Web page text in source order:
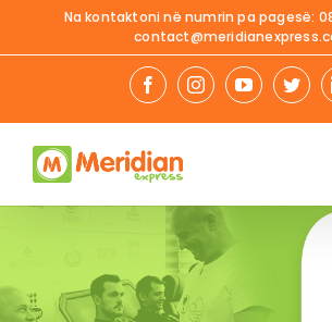
Na kontaktoni në numrin pa pagesë: